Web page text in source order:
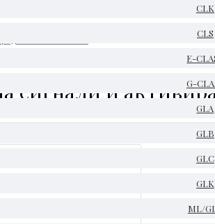
CLK
CLS
E-
G-
GLA
GLB
GLC
GLK
ML/
сигнали и